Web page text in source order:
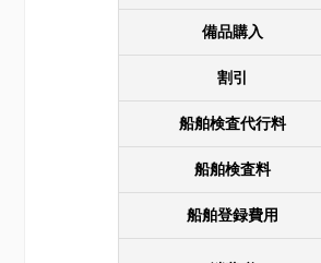
備品購入
割引
船舶検査代行料
船舶検査料
船舶登録費用